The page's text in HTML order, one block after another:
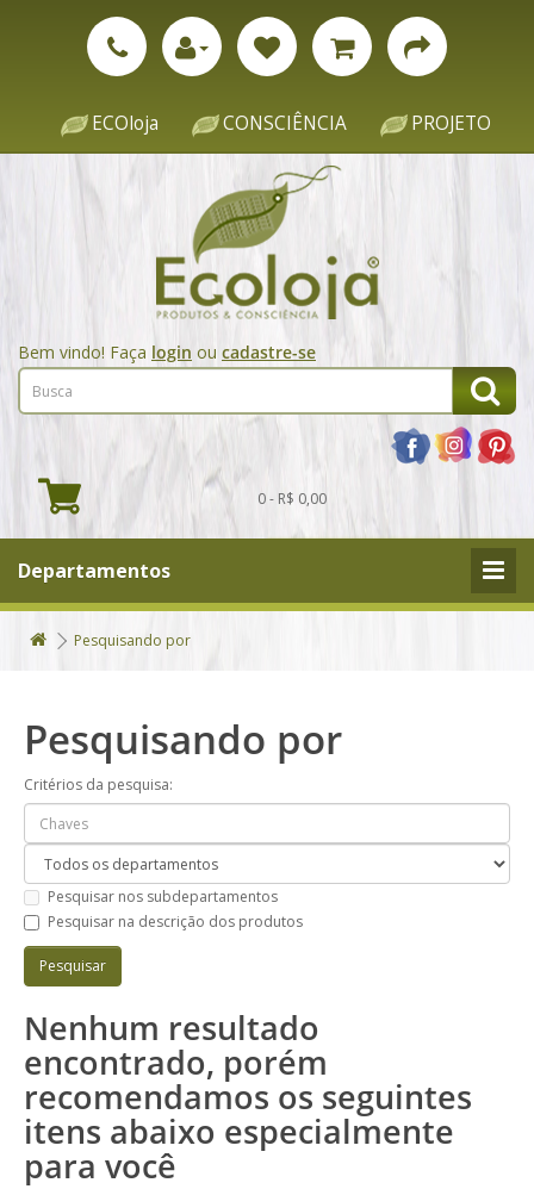
ECOloja CONSCIÊNCIA PROJETO
Bem vindo! Faça login ou cadastre-se
0 - R$ 0,00
Departamentos
Pesquisando por
Pesquisando por
Critérios da pesquisa:
Pesquisar nos subdepartamentos
Pesquisar na descrição dos produtos
Nenhum resultado
encontrado, porém
recomendamos os seguintes
itens abaixo especialmente
para você